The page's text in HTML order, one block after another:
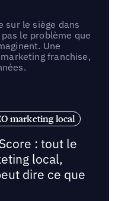
sur le siège dans
pas le problème que
Une
franchise,
marketing local
: tout le
local,
dire ce que